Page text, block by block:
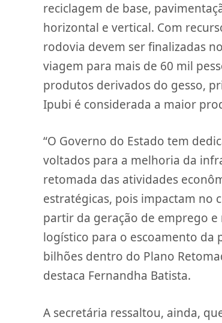
reciclagem de base,
horizontal e vertical. Com
rodovia devem ser finalizadas
viagem para mais de 60 mil
produtos derivados do gesso,
Ipubi é considerada a maior
“O Governo do Estado tem
voltados para a melhoria da
retomada das atividades
estratégicas, pois impactam no
partir da geração de emprego
logístico para o escoamento da
bilhões dentro do Plano
destaca Fernandha Batista.
A secretária ressaltou, ainda,